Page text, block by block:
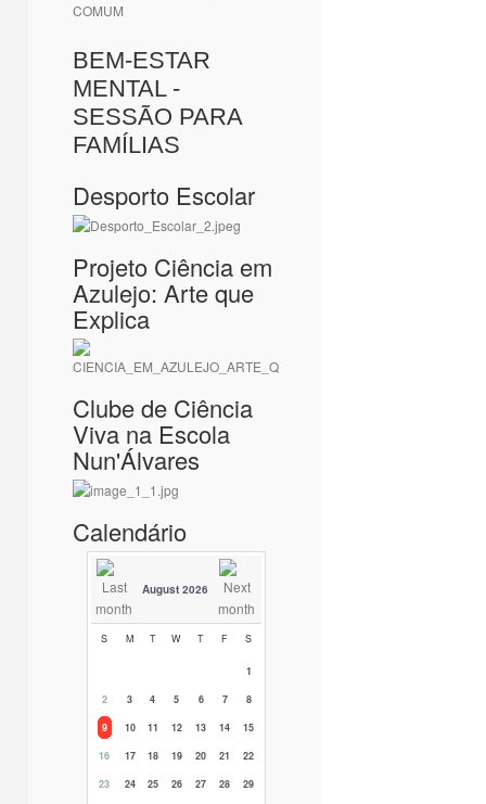
COMUM
BEM-ESTAR
MENTAL -
SESSÃO PARA
FAMÍLIAS
Desporto Escolar
Projeto Ciência em
Azulejo: Arte que
Explica
Clube de Ciência
Viva na Escola
Nun'Álvares
Calendário
August 2026
S M T W T F S
1
2
3 4 5 6 7
8
9
10 11 12 13 14
15
16
17 18 19 20 21
22
23
24 25 26 27 28
29